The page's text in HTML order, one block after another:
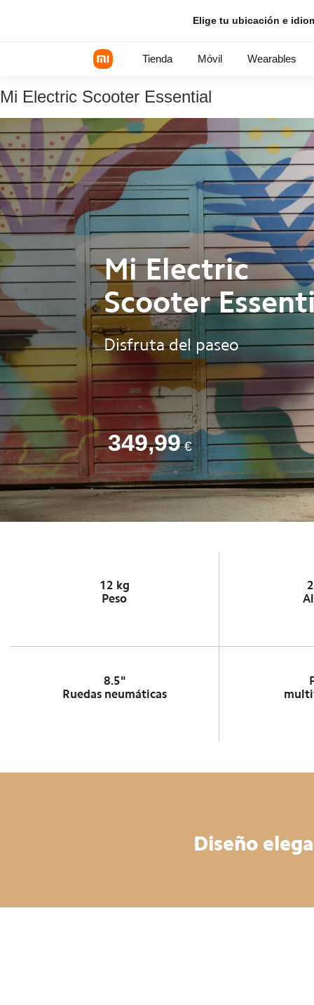
Elige tu ubicación e
Tienda Móvil
Serie Xiaomi
Serie REDMI
POCO Phones
Wearables
Mi Electric Scooter Essential
Mi Electric
Scooter
Disfruta del paseo
349,99 €
12 kg
Peso
8.5"
Ruedas neumáticas
Diseño